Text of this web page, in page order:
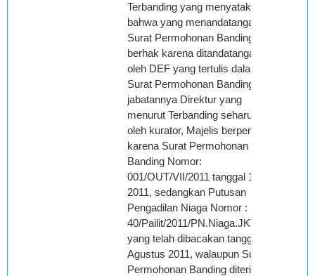
Terbanding yang menyatakan
bahwa yang menandatangani
Surat Permohonan Banding tidak
berhak karena ditandatangani
oleh DEF yang tertulis dalam
Surat Permohonan Banding
jabatannya Direktur yang
menurut Terbanding seharusnya
oleh kurator, Majelis berpendapat
karena Surat Permohonan
Banding Nomor:
001/OUT/VII/2011 tanggal 15 Juli
2011, sedangkan Putusan
Pengadilan Niaga Nomor :
40/Pailit/2011/PN.Niaga.JKT.PST
yang telah dibacakan tanggal 25
Agustus 2011, walaupun Surat
Permohonan Banding diterima di